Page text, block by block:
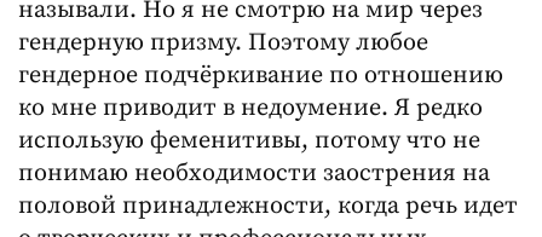
называли. Но я не смотрю на мир через
гендерную призму. Поэтому любое
гендерное подчёркивание по отношению
ко мне приводит в недоумение. Я редко
использую феменитивы, потому что не
понимаю необходимости заострения на
половой принадлежности, когда речь идет